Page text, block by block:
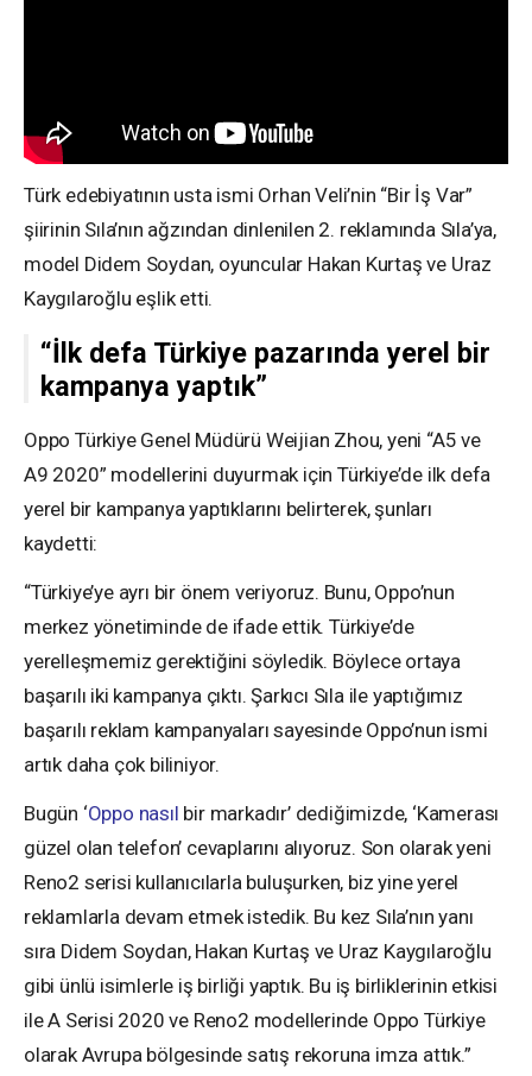
Türk edebiyatının usta ismi Orhan Veli’nin “Bir İş Var”
şiirinin Sıla’nın ağzından dinlenilen 2. reklamında Sıla’ya,
model Didem Soydan, oyuncular Hakan Kurtaş ve Uraz
Kaygılaroğlu eşlik etti.
“İlk defa Türkiye pazarında yerel bir
kampanya yaptık”
Oppo Türkiye Genel Müdürü Weijian Zhou, yeni “A5 ve
A9 2020” modellerini duyurmak için Türkiye’de ilk defa
yerel bir kampanya yaptıklarını belirterek, şunları
kaydetti:
“Türkiye’ye ayrı bir önem veriyoruz. Bunu, Oppo’nun
merkez yönetiminde de ifade ettik. Türkiye’de
yerelleşmemiz gerektiğini söyledik. Böylece ortaya
başarılı iki kampanya çıktı. Şarkıcı Sıla ile yaptığımız
başarılı reklam kampanyaları sayesinde Oppo’nun ismi
artık daha çok biliniyor.
Bugün ‘Oppo nasıl bir markadır’ dediğimizde, ‘Kamerası
güzel olan telefon’ cevaplarını alıyoruz. Son olarak yeni
Reno2 serisi kullanıcılarla buluşurken, biz yine yerel
reklamlarla devam etmek istedik. Bu kez Sıla’nın yanı
sıra Didem Soydan, Hakan Kurtaş ve Uraz Kaygılaroğlu
gibi ünlü isimlerle iş birliği yaptık. Bu iş birliklerinin etkisi
ile A Serisi 2020 ve Reno2 modellerinde Oppo Türkiye
olarak Avrupa bölgesinde satış rekoruna imza attık.”